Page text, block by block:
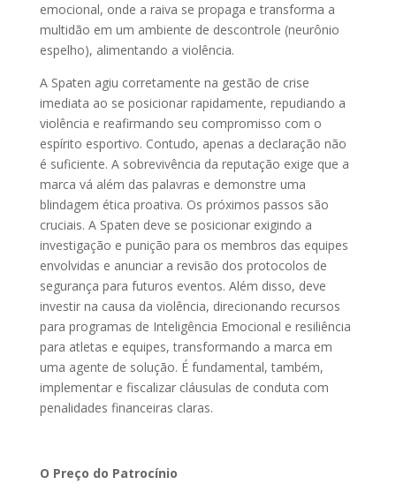
emocional, onde a raiva se propaga e transforma a
multidão em um ambiente de descontrole (neurônio
espelho), alimentando a violência.
A Spaten agiu corretamente na gestão de crise
imediata ao se posicionar rapidamente, repudiando a
violência e reafirmando seu compromisso com o
espírito esportivo. Contudo, apenas a declaração não
é suficiente. A sobrevivência da reputação exige que a
marca vá além das palavras e demonstre uma
blindagem ética proativa. Os próximos passos são
cruciais. A Spaten deve se posicionar exigindo a
investigação e punição para os membros das equipes
envolvidas e anunciar a revisão dos protocolos de
segurança para futuros eventos. Além disso, deve
investir na causa da violência, direcionando recursos
para programas de Inteligência Emocional e resiliência
para atletas e equipes, transformando a marca em
uma agente de solução. É fundamental, também,
implementar e fiscalizar cláusulas de conduta com
penalidades financeiras claras.
O Preço do Patrocínio